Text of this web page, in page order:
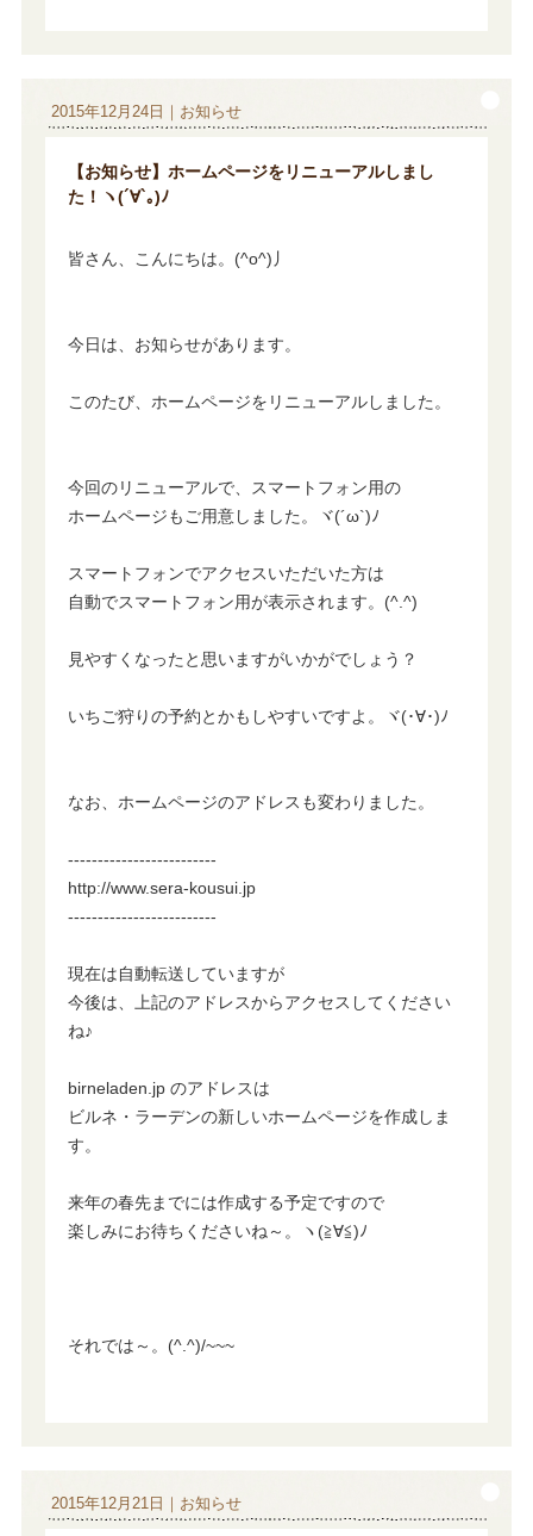
2015年12月24日｜お知らせ
【お知らせ】ホームページをリニューアルしまし
た！ヽ(´∀`｡)ﾉ
皆さん、こんにちは。(^o^)丿
今日は、お知らせがあります。
このたび、ホームページをリニューアルしました。
今回のリニューアルで、スマートフォン用の
ホームページもご用意しました。ヾ(´ω`)ﾉ
スマートフォンでアクセスいただいた方は
自動でスマートフォン用が表示されます。(^.^)
見やすくなったと思いますがいかがでしょう？
いちご狩りの予約とかもしやすいですよ。ヾ(･∀･)ﾉ
なお、ホームページのアドレスも変わりました。
-------------------------
http://www.sera-kousui.jp
-------------------------
現在は自動転送していますが
今後は、上記のアドレスからアクセスしてください
ね♪
birneladen.jp のアドレスは
ビルネ・ラーデンの新しいホームページを作成しま
す。
来年の春先までには作成する予定ですので
楽しみにお待ちくださいね～。ヽ(≧∀≦)ﾉ
それでは～。(^.^)/~~~
2015年12月21日｜お知らせ